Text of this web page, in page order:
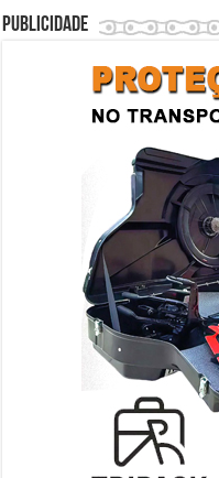
Publicidade